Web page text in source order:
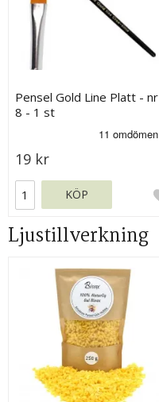
Pensel Gold Line Platt - nr
8 - 1 st
19 kr
KÖP
Ljustillverkning